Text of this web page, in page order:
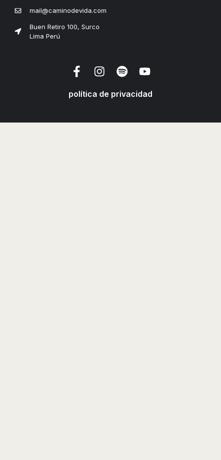
mail@caminodevida.com
Buen Retiro 100, Surco
Lima Perú
política de privacidad